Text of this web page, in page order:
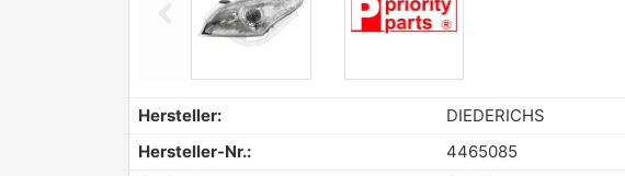
Previous
Hersteller: DIEDERICHS
Hersteller-Nr.:
4465085